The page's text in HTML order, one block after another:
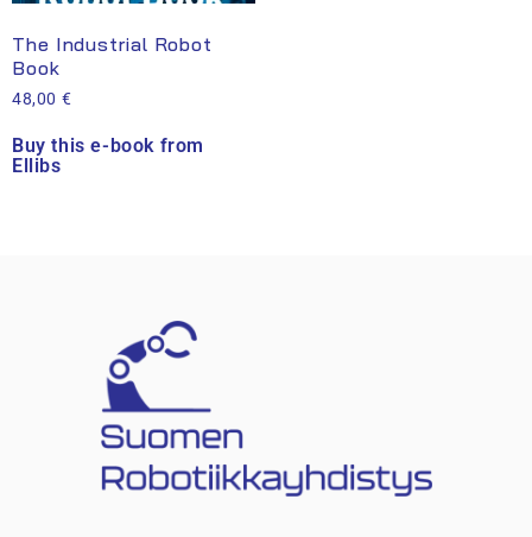
The Industrial Robot
Book
48,00 €
Buy this e-book from
Ellibs